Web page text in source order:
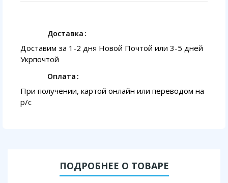
Доставка
Доставим за 1-2 дня Новой Почтой или 3-5 дней
Укрпочтой
Оплата
При получении, картой онлайн или переводом на
p/с
ПОДРОБНЕЕ О ТОВАРЕ